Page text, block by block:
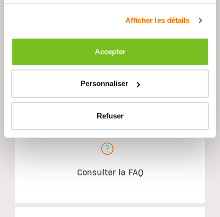
Afficher les détails
Accepter
Personnaliser
Refuser
Utilisation suggérée
AVEZ-VOUS DES QUESTIONS?
Consulter la FAQ